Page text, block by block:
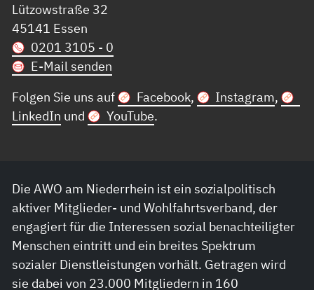
Lützowstraße 32
45141 Essen
0201 3105 - 0
E-Mail senden
Folgen Sie uns auf
Facebook, Instagram,
LinkedIn und YouTube.
Die AWO am Niederrhein ist ein sozialpolitisch
aktiver Mitglieder- und Wohlfahrtsverband, der
engagiert für die Interessen sozial benachteiligter
Menschen eintritt und ein breites Spektrum
sozialer Dienstleistungen vorhält. Getragen wird
sie dabei von 23.000 Mitgliedern in 160